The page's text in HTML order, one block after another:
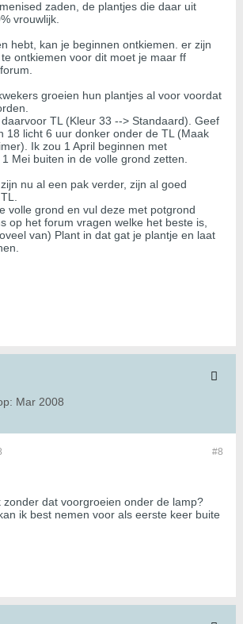
zaden, de plantjes die daar uit
vrouwlijk.
hebt, kan je beginnen ontkiemen. er zijn
ontkiemen voor dit moet je maar ff
groeien hun plantjes al voor voordat
TL (Kleur 33 --> Standaard). Geef
18 licht 6 uur donker onder de TL (Maak
Ik zou 1 April beginnen met
Mei buiten in de volle grond zetten.
nu al een pak verder, zijn al goed
volle grond en vul deze met potgrond
op het forum vragen welke het beste is,
van) Plant in dat gat je plantje en laat
Mar 2008
#8
zonder dat voorgroeien onder de lamp?
ik best nemen voor als eerste keer buite